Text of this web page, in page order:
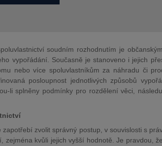
soudním rozhodnutím je
vypořádání. Současně je stanoveno i jejich
nebo více spoluvlastníkům za náhradu či
posloupnost jednotlivých způsobů
li splněny podmínky pro rozdělení věci,
zapotřebí zvolit správný postup, v souvislosti s
zejména kvůli jejich vyšší hodnotě. Je pravdou,